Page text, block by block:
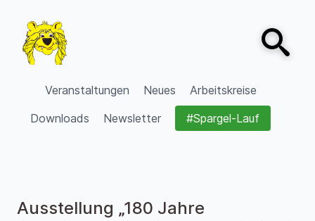
VVV Burgdorf
Veranstaltungen Neues
Arbeitskreise
Downloads
Newsletter #Spargel-Lauf
Open
Ausstellung „180 Jahre